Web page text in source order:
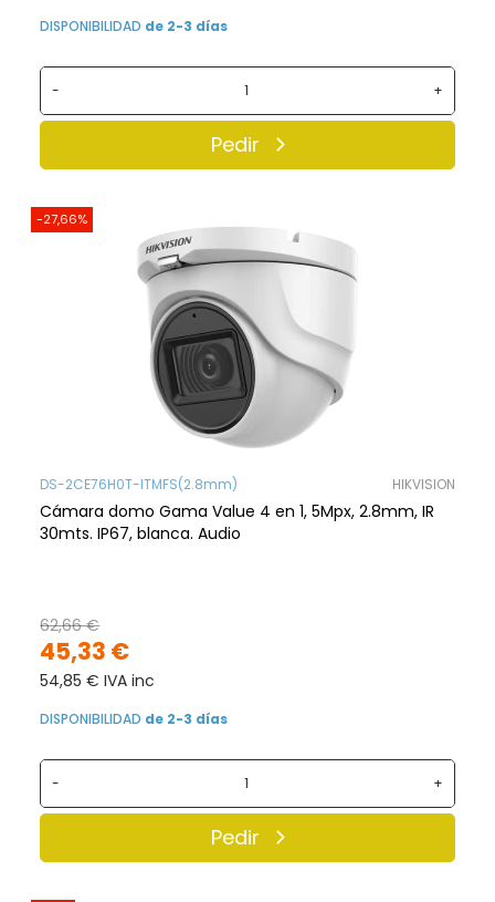
DISPONIBILIDAD de 2-3 días
- +
Pedir
-27,66%
DS-2CE76H0T-ITMFS(2.8mm) HIKVISION
Cámara domo Gama Value 4 en 1, 5Mpx, 2.8mm, IR
30mts. IP67, blanca. Audio
45,33 €
62,66 €
54,85 € IVA inc
DISPONIBILIDAD de 2-3 días
- +
Pedir